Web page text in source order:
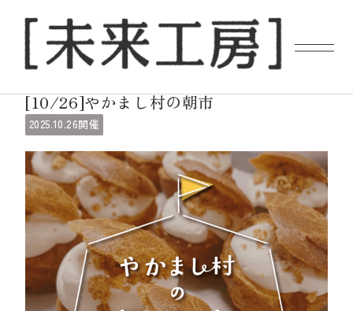
[10/26]やかまし村の朝市
2025.10.26開催